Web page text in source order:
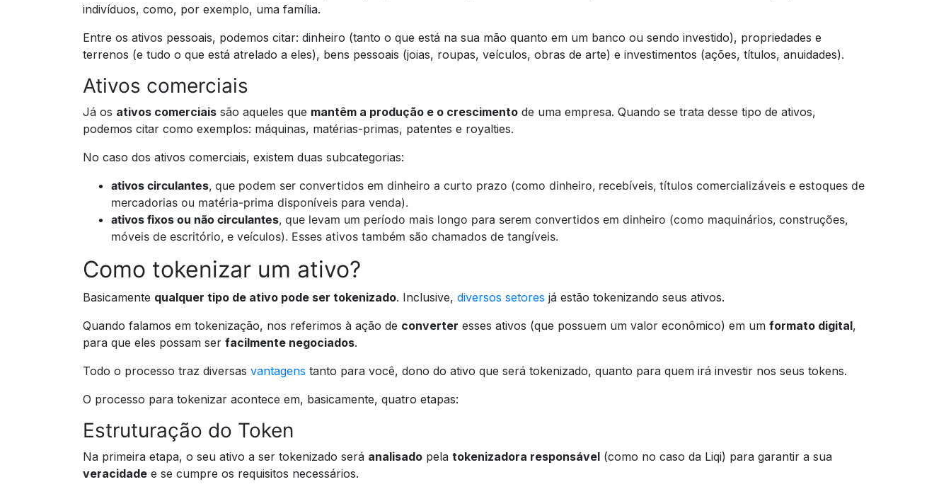
indivíduos, como, por exemplo, uma família.
Entre os ativos pessoais, podemos citar: dinheiro (tanto o que está na sua mão quanto em um banco ou sendo investido), propriedades e
terrenos (e tudo o que está atrelado a eles), bens pessoais (joias, roupas, veículos, obras de arte) e investimentos (ações, títulos, anuidades).
Ativos comerciais
Já os ativos comerciais são aqueles que mantêm a produção e o crescimento de uma empresa. Quando se trata desse tipo de ativos,
podemos citar como exemplos: máquinas, matérias-primas, patentes e royalties.
No caso dos ativos comerciais, existem duas subcategorias:
ativos circulantes, que podem ser convertidos em dinheiro a curto prazo (como dinheiro, recebíveis, títulos comercializáveis e estoques de
mercadorias ou matéria-prima disponíveis para venda).
ativos fixos ou não circulantes, que levam um período mais longo para serem convertidos em dinheiro (como maquinários, construções,
móveis de escritório, e veículos). Esses ativos também são chamados de tangíveis.
Como tokenizar um ativo?
Basicamente qualquer tipo de ativo pode ser tokenizado. Inclusive, diversos setores já estão tokenizando seus ativos.
Quando falamos em tokenização, nos referimos à ação de converter esses ativos (que possuem um valor econômico) em um formato digital,
para que eles possam ser facilmente negociados.
Todo o processo traz diversas vantagens tanto para você, dono do ativo que será tokenizado, quanto para quem irá investir nos seus tokens.
O processo para tokenizar acontece em, basicamente, quatro etapas:
Estruturação do Token
Na primeira etapa, o seu ativo a ser tokenizado será analisado pela tokenizadora responsável (como no caso da Liqi) para garantir a sua
veracidade e se cumpre os requisitos necessários.